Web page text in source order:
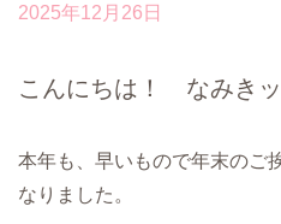
2025年12月26日
こんにちは！ なみきッ
本年も、早いもので年末のご
なりました。